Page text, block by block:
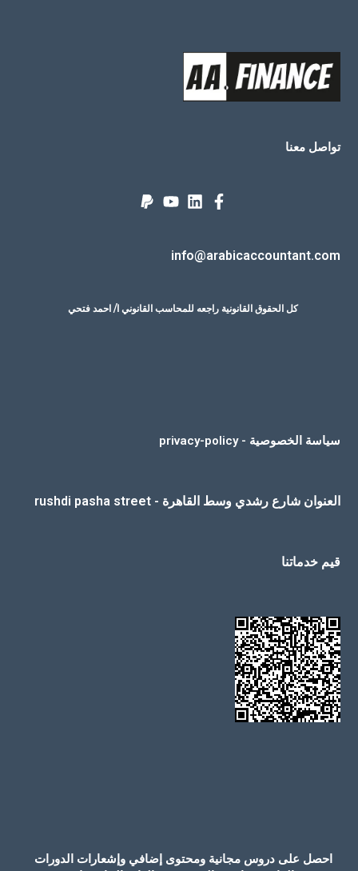
تواصل معنا
info@arabicaccountant.com
كل الحقوق القانونية راجعه للمحاسب القانوني ا/ احمد فتحي
سياسة الخصوصية - privacy-policy
العنوان شارع رشدي وسط القاهرة - rushdi pasha street
قيم خدماتنا
احصل على دروس مجانية ومحتوى إضافي وإشعارات الدورات